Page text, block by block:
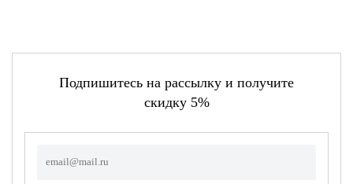
Подпишитесь на рассылку и получите
скидку 5%